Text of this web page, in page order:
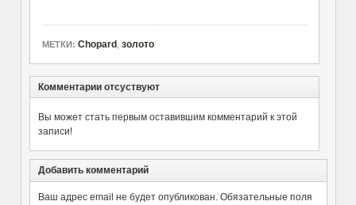
МЕТКИ: Chopard , золото
Комментарии отсуствуют
Вы может стать первым оставившим комментарий к этой
записи!
Добавить комментарий
Ваш адрес email не будет опубликован. Обязательные поля